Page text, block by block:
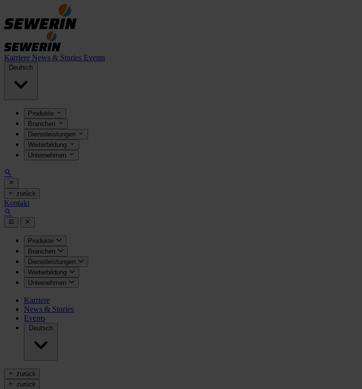
Karriere News & Stories Events
Deutsch
Produkte
Branchen
Dienstleistungen
Weiterbildung
Unternehmen
zurück
Kontakt
Produkte
Branchen
Dienstleistungen
Weiterbildung
Unternehmen
Karriere
News & Stories
Events
Deutsch
zurück
zurück